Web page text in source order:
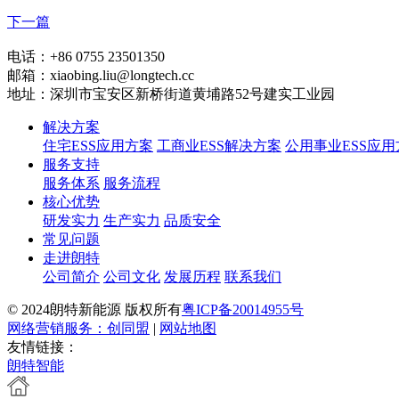
下一篇
电话：+86 0755 23501350
邮箱：xiaobing.liu@longtech.cc
地址：深圳市宝安区新桥街道黄埔路52号建实工业园
解决方案
住宅ESS应用方案 工商业ESS解决方案 公用事业ESS应用
服务支持
服务体系 服务流程
核心优势
研发实力 生产实力 品质安全
常见问题
走进朗特
公司简介 公司文化 发展历程 联系我们
© 2024朗特新能源 版权所有粤ICP备20014955号
网络营销服务：创同盟 | 网站地图
友情链接：
朗特智能